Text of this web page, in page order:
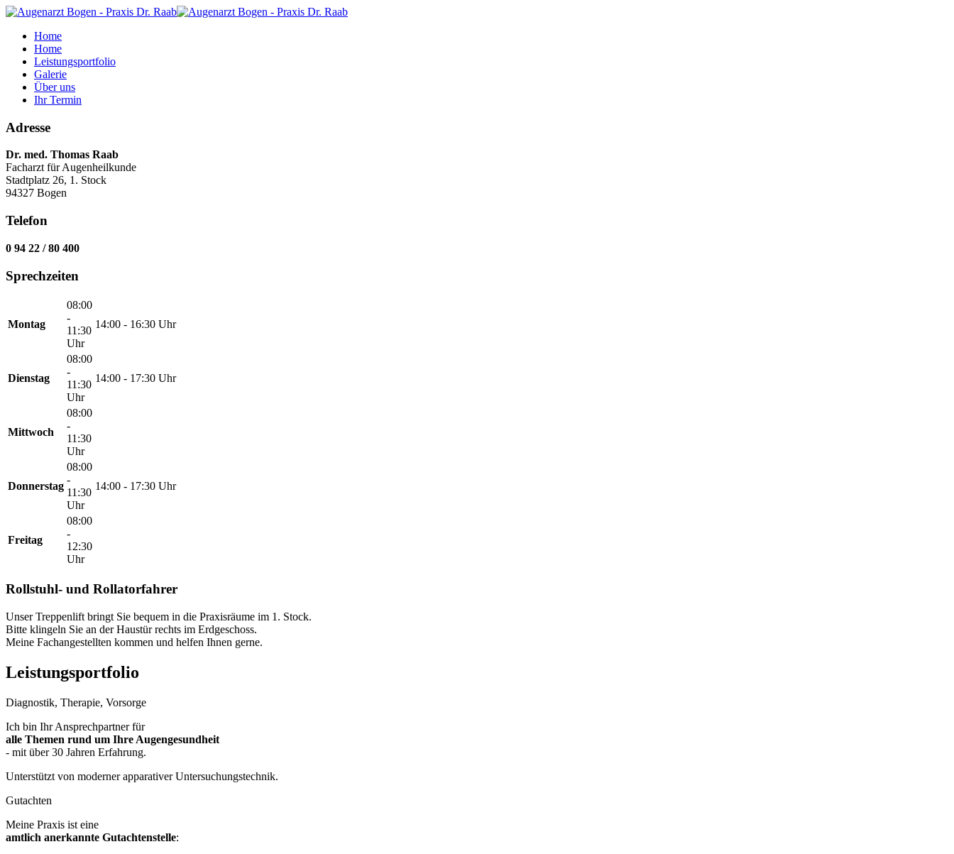
Home
Home
Leistungsportfolio
Galerie
Über uns
Ihr Termin
Adresse
Dr. med. Thomas Raab
Facharzt für Augenheilkunde
Stadtplatz 26, 1. Stock
94327 Bogen
Telefon
0 94 22 / 80 400
Sprechzeiten
Montag
08:00
-
11:30
Uhr
14:00 - 16:30 Uhr
Dienstag
08:00
-
11:30
Uhr
14:00 - 17:30 Uhr
Mittwoch
08:00
-
11:30
Uhr
Donnerstag
08:00
-
11:30
Uhr
14:00 - 17:30 Uhr
Freitag
08:00
-
12:30
Uhr
Rollstuhl- und Rollatorfahrer
Unser Treppenlift bringt Sie bequem in die Praxisräume im 1. Stock.
Bitte klingeln Sie an der Haustür rechts im Erdgeschoss.
Meine Fachangestellten kommen und helfen Ihnen gerne.
Leistungsportfolio
Diagnostik, Therapie, Vorsorge
Ich bin Ihr Ansprechpartner für
alle Themen rund um Ihre Augengesundheit
- mit über 30 Jahren Erfahrung.
Unterstützt von moderner apparativer Untersuchungstechnik.
Gutachten
Meine Praxis ist eine
amtlich anerkannte Gutachtenstelle: